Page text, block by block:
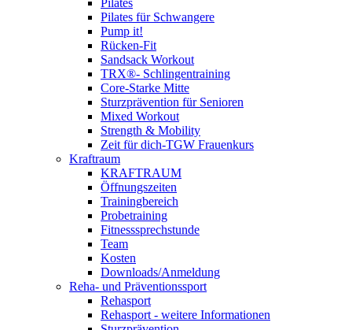
Pilates
Pilates für Schwangere
Pump it!
Rücken-Fit
Sandsack Workout
TRX®- Schlingentraining
Core-Starke Mitte
Sturzprävention für Senioren
Mixed Workout
Strength & Mobility
Zeit für dich-TGW Frauenkurs
Kraftraum
KRAFTRAUM
Öffnungszeiten
Trainingbereich
Probetraining
Fitnesssprechstunde
Team
Kosten
Downloads/Anmeldung
Reha- und Präventionssport
Rehasport
Rehasport - weitere Informationen